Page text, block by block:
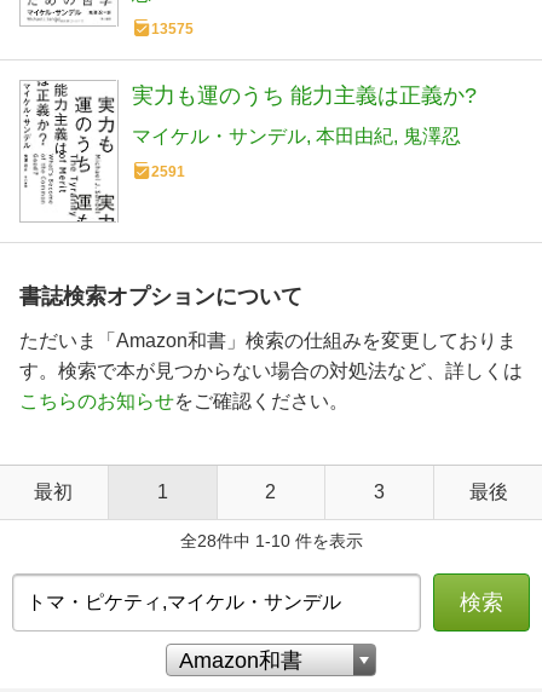
13575
実力も運のうち 能力主義は正義か?
マイケル・サンデル 本田由紀 鬼澤忍
2591
書誌検索オプションについて
ただいま「Amazon和書」検索の仕組みを変更しておりま
す。検索で本が見つからない場合の対処法など、詳しくは
こちらのお知らせをご確認ください。
最初 1 2 3 最後
全28件中 1-10 件を表示
検索